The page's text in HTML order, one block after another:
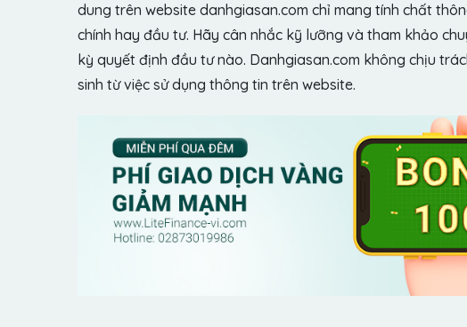
dung trên website danhgiasan.com chỉ mang tính chất
chính hay đầu tư. Hãy cân nhắc kỹ lưỡng và tham khảo
kỳ quyết định đầu tư nào. Danhgiasan.com không chịu
sinh từ việc sử dụng thông tin trên website.